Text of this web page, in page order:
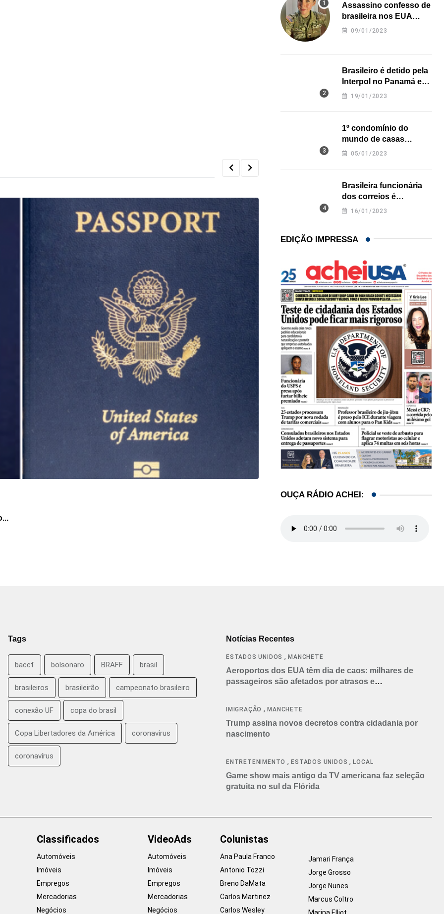
,ESTADOS UNIDOS,MUNDO
23/07/2026
Assassino confesso de
brasileira nos EUA
revela onde deixou o
09/01/2023
Brasileiro é detido pela
Interpol no Panamá e
pode pegar prisão
19/01/2023
1º condomínio do
mundo de casas
impressas em 3D é
05/01/2023
Brasileira funcionária
dos correios é
assassinada a facadas
16/01/2023
EDIÇÃO IMPRESSA
OUÇA RÁDIO ACHEI:
Tags
baccf bolsonaro BRAFF brasil
brasileiros brasileirão campeonato brasileiro
conexão UF copa do brasil
Copa Libertadores da América coronavirus
coronavírus
Notícias Recentes
ESTADOS UNIDOS ,MANCHETE
Aeroportos dos EUA têm dia de caos: milhares de
passageiros são afetados por atrasos e
IMIGRAÇÃO ,MANCHETE
Trump assina novos decretos contra cidadania por
nascimento
ENTRETENIMENTO ,ESTADOS UNIDOS ,LOCAL
Game show mais antigo da TV americana faz seleção
gratuita no sul da Flórida
Classificados
Automóveis
Imóveis
Empregos
Mercadorias
Negócios
VideoAds
Automóveis
Imóveis
Empregos
Mercadorias
Negócios
Colunistas
Ana Paula Franco
Antonio Tozzi
Breno DaMata
Carlos Martinez
Carlos Wesley
Jamari França
Jorge Grosso
Jorge Nunes
Marcus Coltro